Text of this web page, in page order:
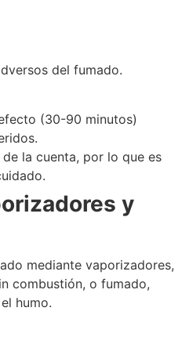
del fumado.
(30-90 minutos)
la cuenta, por lo que es
y
mediante vaporizadores,
combustión, o fumado,
humo.